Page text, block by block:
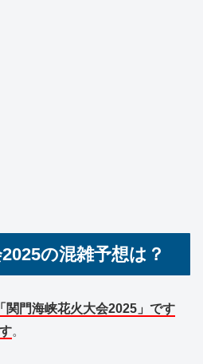
の混雑予想は？
関門海峡花火大会2025」です
。